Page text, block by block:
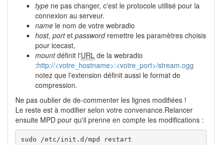
type ne pas changer, c'est le protocole utilisé pour la
connexion au serveur.
name le nom de votre webradio
host, portet passwordremettre les paramètres choisis
pour icecast,
mountdéfinit l'URL de la webradio
:http://<votre_hostname>:<votre_port>/stream.ogg
notez que l'extension définit aussi le format de
compression.
Ne pas oublier de de-commenter les lignes modifiées !
Le reste est à modifier selon votre convenance.Relancer
ensuite MPD pour qu'il prenne en compte les modifications :
sudo /etc/init.d/mpd restart